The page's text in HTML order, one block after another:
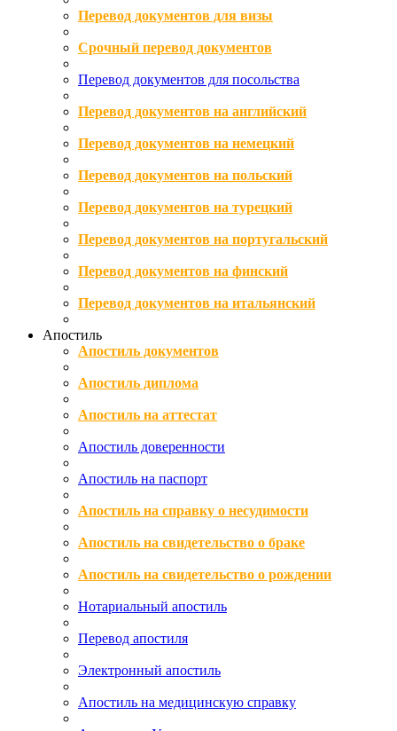
Перевод документов для визы
Срочный перевод документов
Перевод документов для посольства
Перевод документов на английский
Перевод документов на немецкий
Перевод документов на польский
Перевод документов на турецкий
Перевод документов на португальский
Перевод документов на финский
Перевод документов на итальянский
Апостиль
Апостиль документов
Апостиль диплома
Апостиль на аттестат
Апостиль доверенности
Апостиль на паспорт
Апостиль на справку о несудимости
Апостиль на свидетельство о браке
Апостиль на свидетельство о рождении
Нотариальный апостиль
Перевод апостиля
Электронный апостиль
Апостиль на медицинскую справку